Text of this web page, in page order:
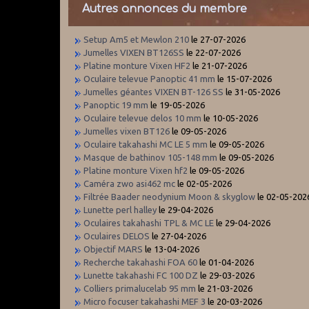
Autres annonces du membre
Setup Am5 et Mewlon 210 le 27-07-2026
Jumelles VIXEN BT126SS le 22-07-2026
Platine monture Vixen HF2 le 21-07-2026
Oculaire televue Panoptic 41 mm le 15-07-2026
Jumelles géantes VIXEN BT-126 SS le 31-05-2026
Panoptic 19 mm le 19-05-2026
Oculaire televue delos 10 mm le 10-05-2026
Jumelles vixen BT126 le 09-05-2026
Oculaire takahashi MC LE 5 mm le 09-05-2026
Masque de bathinov 105-148 mm le 09-05-2026
Platine monture Vixen hf2 le 09-05-2026
Caméra zwo asi462 mc le 02-05-2026
Filtrée Baader neodynium Moon & skyglow le 02-05-
Lunette perl halley le 29-04-2026
Oculaires takahashi TPL & MC LE le 29-04-2026
Oculaires DELOS le 27-04-2026
Objectif MARS le 13-04-2026
Recherche takahashi FOA 60 le 01-04-2026
Lunette takahashi FC 100 DZ le 29-03-2026
Colliers primalucelab 95 mm le 21-03-2026
Micro focuser takahashi MEF 3 le 20-03-2026